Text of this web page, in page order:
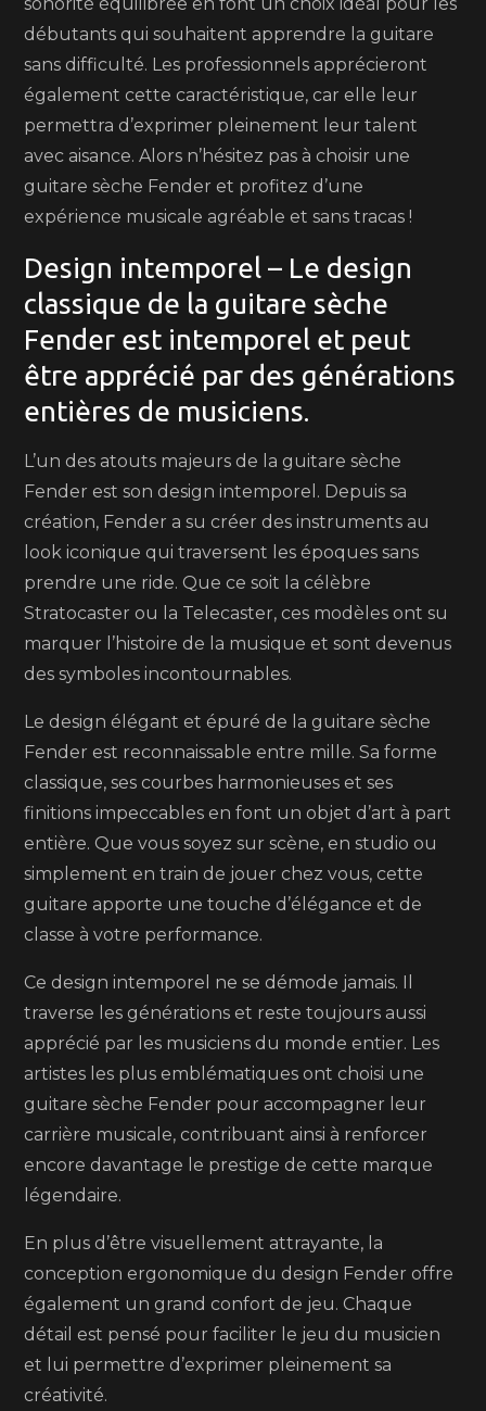
débutants qui souhaitent apprendre la guitare
sans difficulté. Les professionnels apprécieront
également cette caractéristique, car elle leur
permettra d’exprimer pleinement leur talent
avec aisance. Alors n’hésitez pas à choisir une
guitare sèche Fender et profitez d’une
expérience musicale agréable et sans tracas !
Design intemporel – Le design
classique de la guitare sèche
Fender est intemporel et peut
être apprécié par des générations
entières de musiciens.
L’un des atouts majeurs de la guitare sèche
Fender est son design intemporel. Depuis sa
création, Fender a su créer des instruments au
look iconique qui traversent les époques sans
prendre une ride. Que ce soit la célèbre
Stratocaster ou la Telecaster, ces modèles ont su
marquer l’histoire de la musique et sont devenus
des symboles incontournables.
Le design élégant et épuré de la guitare sèche
Fender est reconnaissable entre mille. Sa forme
classique, ses courbes harmonieuses et ses
finitions impeccables en font un objet d’art à part
entière. Que vous soyez sur scène, en studio ou
simplement en train de jouer chez vous, cette
guitare apporte une touche d’élégance et de
classe à votre performance.
Ce design intemporel ne se démode jamais. Il
traverse les générations et reste toujours aussi
apprécié par les musiciens du monde entier. Les
artistes les plus emblématiques ont choisi une
guitare sèche Fender pour accompagner leur
carrière musicale, contribuant ainsi à renforcer
encore davantage le prestige de cette marque
légendaire.
En plus d’être visuellement attrayante, la
conception ergonomique du design Fender offre
également un grand confort de jeu. Chaque
détail est pensé pour faciliter le jeu du musicien
et lui permettre d’exprimer pleinement sa
créativité.